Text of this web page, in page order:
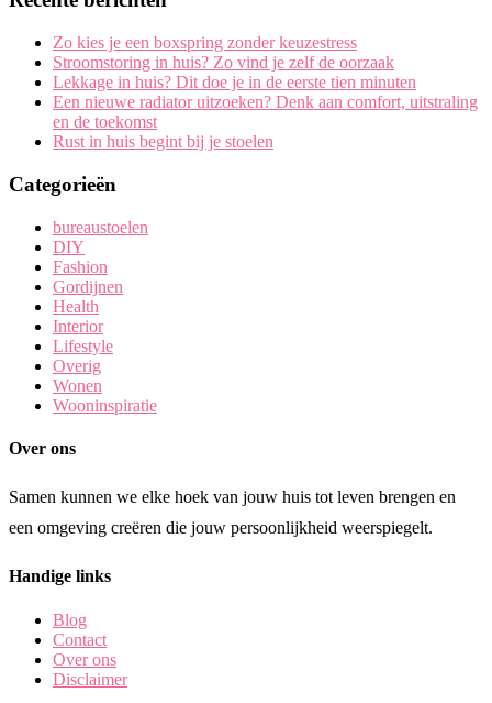
Zo kies je een boxspring zonder keuzestress
Stroomstoring in huis? Zo vind je zelf de oorzaak
Lekkage in huis? Dit doe je in de eerste tien minuten
Een nieuwe radiator uitzoeken? Denk aan comfort, uitstraling
en de toekomst
Rust in huis begint bij je stoelen
Categorieën
bureaustoelen
DIY
Fashion
Gordijnen
Health
Interior
Lifestyle
Overig
Wonen
Wooninspiratie
Over ons
Samen kunnen we elke hoek van jouw huis tot leven brengen en
een omgeving creëren die jouw persoonlijkheid weerspiegelt.
Handige links
Blog
Contact
Over ons
Disclaimer